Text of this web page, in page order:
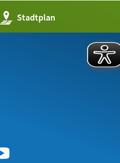
Stadtplan
(Öffnet